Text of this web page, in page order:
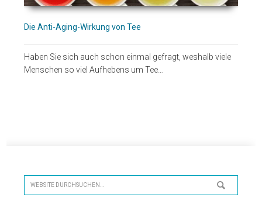
Die Anti-Aging-Wirkung von Tee
Haben Sie sich auch schon einmal gefragt, weshalb viele
Menschen so viel Aufhebens um Tee…
Website
durchsuchen…